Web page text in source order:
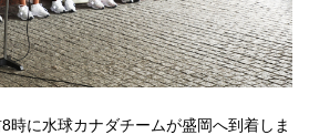
時に水球カナダチームが盛岡へ到着しま